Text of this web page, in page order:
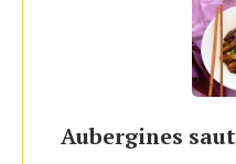
Aubergines